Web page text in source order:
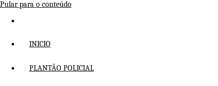
Pular para o conteúdo
INICIO
PLANTÃO POLICIAL